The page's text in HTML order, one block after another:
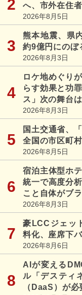
へ、市外在住
2026年8月5日
熊本地震、県
約9億円にのぼ
2026年8月3日
ロケ地めぐり
らす効果と功
ス」次の舞台
2026年8月3日
国土交通省、
全国の市区町
2026年8月5日
宿泊主体型ホ
統一で高度分
こと自体がブ
2026年8月3日
豪LCCジェッ
料化、座席下
2026年8月6日
AIが変える
ル「デスティ
（DaaS）が必